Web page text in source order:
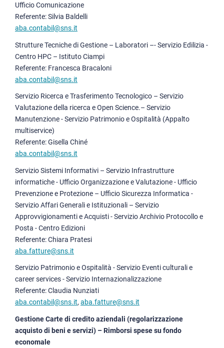
Ufficio Comunicazione
Referente: Silvia Baldelli
aba.contabil@sns.it
Strutture Tecniche di Gestione – Laboratori –- Servizio Edilizia -
Centro HPC – Istituto Ciampi
Referente: Francesca Bracaloni
aba.contabil@sns.it
Servizio Ricerca e Trasferimento Tecnologico – Servizio
Valutazione della ricerca e Open Science.– Servizio
Manutenzione - Servizio Patrimonio e Ospitalità (Appalto
multiservice)
Referente: Gisella Chiné
aba.contabil@sns.it
Servizio Sistemi Informativi – Servizio Infrastrutture
informatiche - Ufficio Organizzazione e Valutazione - Ufficio
Prevenzione e Protezione – Ufficio Sicurezza Informatica -
Servizio Affari Generali e Istituzionali – Servizio
Approvvigionamenti e Acquisti - Servizio Archivio Protocollo e
Posta - Centro Edizioni
Referente: Chiara Pratesi
aba.fatture@sns.it
Servizio Patrimonio e Ospitalità - Servizio Eventi culturali e
career services - Servizio Internazionalizzazione
Referente: Claudia Nunziati
aba.contabil@sns.it, aba.fatture@sns.it
Gestione Carte di credito aziendali (regolarizzazione
acquisto di beni e servizi) – Rimborsi spese su fondo
economale